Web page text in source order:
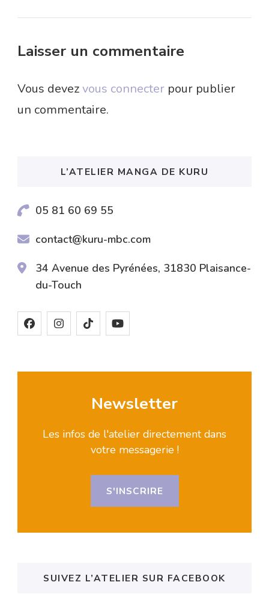
Laisser un commentaire
Vous devezvous connecter pour publier
un commentaire.
L’ATELIER MANGA DE KURU
05 81 60 69 55
contact@kuru-mbc.com
34 Avenue des Pyrénées, 31830 Plaisance-
du-Touch
Newsletter
Les infos de l'atelier directement dans
votre messagerie !
S'INSCRIRE
SUIVEZ L’ATELIER SUR FACEBOOK